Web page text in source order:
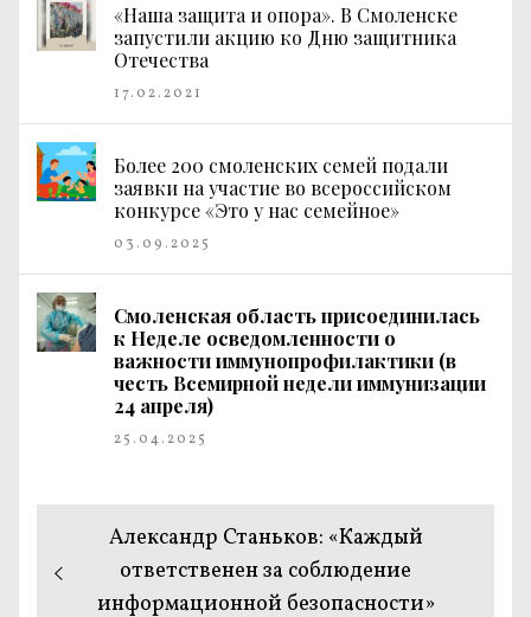
«Наша защита и опора». В Смоленске
запустили акцию ко Дню защитника
Отечества
17.02.2021
Более 200 смоленских семей подали
заявки на участие во всероссийском
конкурсе «Это у нас семейное»
03.09.2025
Смоленская область присоединилась
к Неделе осведомленности о
важности иммунопрофилактики (в
честь Всемирной недели иммунизации
24 апреля)
25.04.2025
Навигация
по
Предыдущая
запись:
Александр Станьков: «Каждый
ответственен за соблюдение
информационной безопасности»